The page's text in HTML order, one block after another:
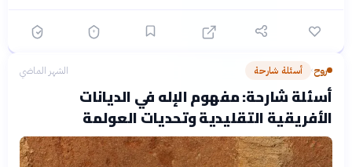
روح› أسئلة شارحة الشهر الماضي
أسئلة شارحة: مفهوم الإله في الديانات
الأفريقية التقليدية وتحديات العولمة